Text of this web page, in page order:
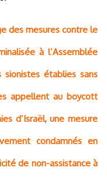
des mesures contre le
à l’Assemblée
sionistes établies sans
appellent au boycott
d’Israël, une mesure
condamnés en
de non-assistance à